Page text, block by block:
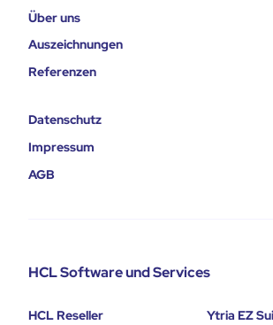
Über uns
Auszeichnungen
Referenzen
Datenschutz
Impressum
AGB
HCL Software und Services
HCL Reseller
Ytria EZ